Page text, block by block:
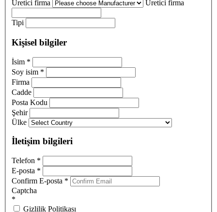
Üretici firma Üretici firma
Tipi
Kişisel bilgiler
İsim *
Soy isim *
Firma
Cadde
Posta Kodu
Şehir
Ülke
İletişim bilgileri
Telefon *
E-posta *
Confirm E-posta *
Captcha
*
Gizlilik Politikası